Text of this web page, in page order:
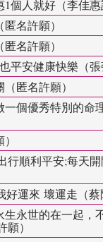
個人就好（李佳
匿名許願）
匿名許願）
平安健康快樂（
（匿名許願）
個優秀特別的命
）
行順利平安;每天
好運來 壞運走（
永世的在一起，
願）